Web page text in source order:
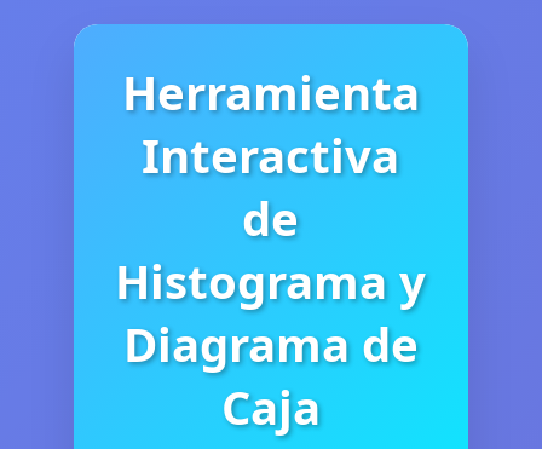
Herramienta
Interactiva
de
Histograma y
Diagrama de
Caja